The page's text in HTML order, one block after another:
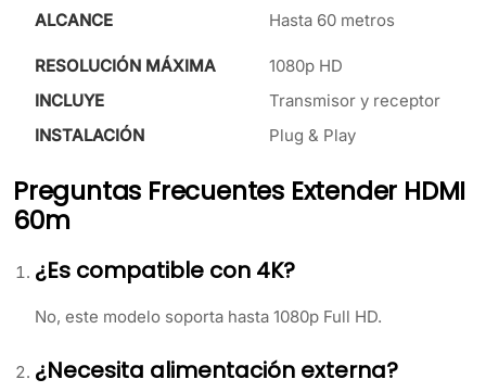
ALCANCE Hasta 60 metros
RESOLUCIÓN MÁXIMA
1080p HD
INCLUYE
Transmisor y receptor
INSTALACIÓN
Plug & Play
Preguntas Frecuentes Extender HDMI
60m
¿Es compatible con 4K?
No, este modelo soporta hasta 1080p Full HD.
¿Necesita alimentación externa?